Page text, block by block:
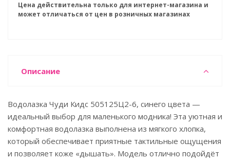
Цена действительна только для интернет-магазина и
может отличаться от цен в розничных магазинах
Описание
Водолазка Чуди Кидс 505125Ц2-6, синего цвета —
идеальный выбор для маленького модника! Эта уютная и
комфортная водолазка выполнена из мягкого хлопка,
который обеспечивает приятные тактильные ощущения
и позволяет коже «дышать». Модель отлично подойдёт